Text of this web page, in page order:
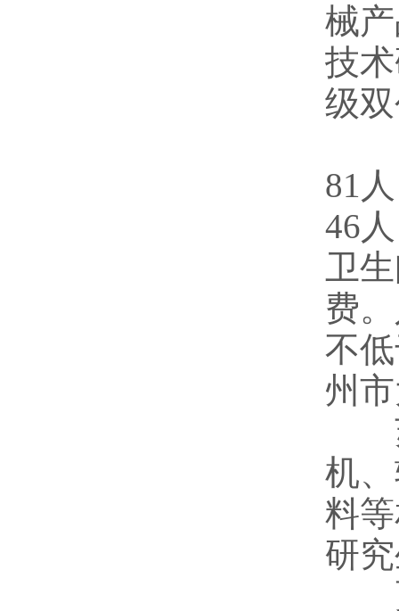
械
技
级
81
46
卫
费
不
州
苏
机
料
研
更